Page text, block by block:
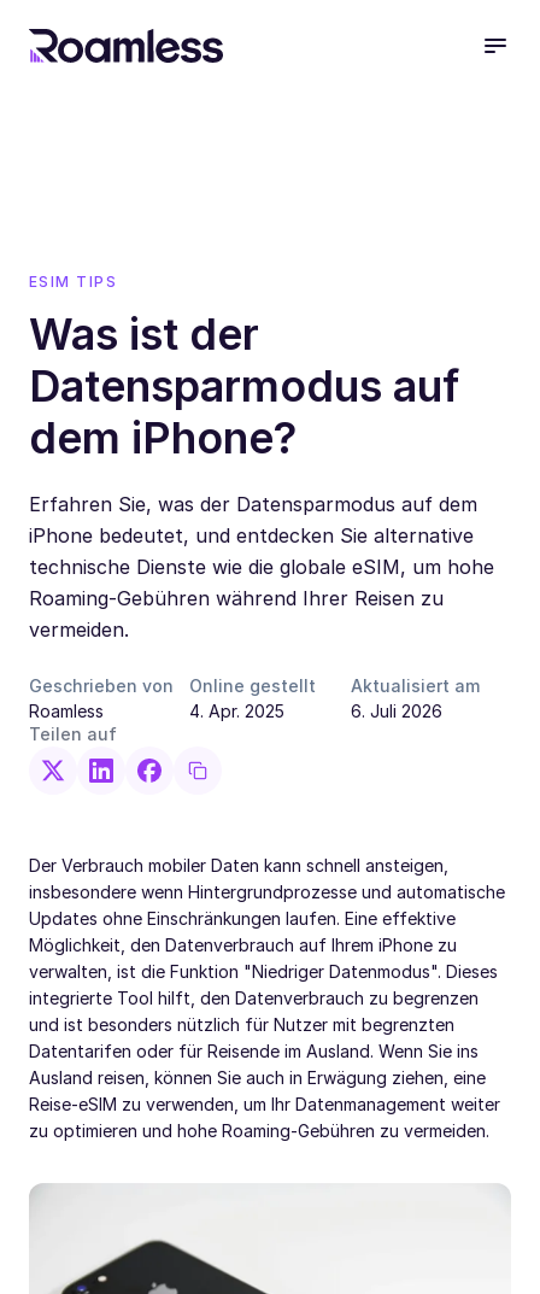
ESIM TIPS
Was ist der
Datensparmodus auf
dem iPhone?
Erfahren Sie, was der Datensparmodus auf dem
iPhone bedeutet, und entdecken Sie alternative
technische Dienste wie die globale eSIM, um hohe
Roaming-Gebühren während Ihrer Reisen zu
vermeiden.
Geschrieben von
Roamless
Online gestellt
4. Apr. 2025
Aktualisiert am
6. Juli 2026
Teilen auf
Der Verbrauch mobiler Daten kann schnell ansteigen,
insbesondere wenn Hintergrundprozesse und automatische
Updates ohne Einschränkungen laufen. Eine effektive
Möglichkeit, den Datenverbrauch auf Ihrem iPhone zu
verwalten, ist die Funktion "Niedriger Datenmodus". Dieses
integrierte Tool hilft, den Datenverbrauch zu begrenzen
und ist besonders nützlich für Nutzer mit begrenzten
Datentarifen oder für Reisende im Ausland. Wenn Sie ins
Ausland reisen, können Sie auch in Erwägung ziehen, eine
Reise-eSIM zu verwenden, um Ihr Datenmanagement weiter
zu optimieren und hohe Roaming-Gebühren zu vermeiden.